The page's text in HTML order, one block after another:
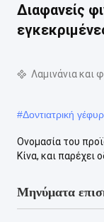
Διαφανείς
Λαμινάνια και
#Δοντιατρική
Ονομασία του
Κίνα, και παρέχει
Μηνύματα